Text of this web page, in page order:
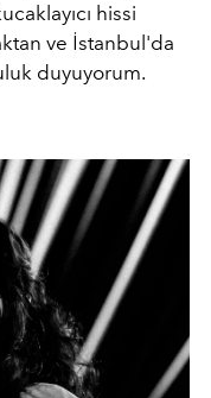
hissi
ve İstanbul'da
duyuyorum.